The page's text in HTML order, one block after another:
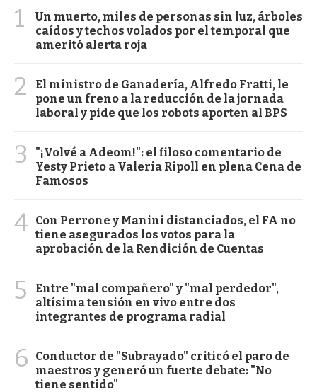
1
Un muerto, miles de personas sin luz, árboles
caídos y techos volados por el temporal que
ameritó alerta roja
2
El ministro de Ganadería, Alfredo Fratti, le
pone un freno a la reducción de la jornada
laboral y pide que los robots aporten al BPS
3
"¡Volvé a Adeom!": el filoso comentario de
Yesty Prieto a Valeria Ripoll en plena Cena de
Famosos
4 Con Perrone y Manini distanciados, el FA no
tiene asegurados los votos para la
aprobación de la Rendición de Cuentas
5
Entre "mal compañero" y "mal perdedor",
altísima tensión en vivo entre dos
integrantes de programa radial
6
Conductor de "Subrayado" criticó el paro de
maestros y generó un fuerte debate: "No
tiene sentido"